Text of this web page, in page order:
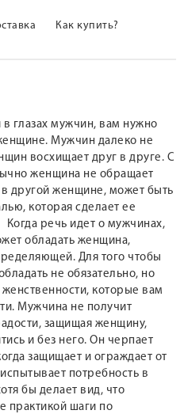
Как купить?
глазах мужчин, вам нужно
Мужчин далеко не
восхищает друг в друге. С
женщина не обращает
другой женщине, может быть
которая сделает ее
речь идет о мужчинах,
обладать женщина,
Для того чтобы
не обязательно, но
которые вам
Мужчина не получит
защищая женщину,
и без него. Он черпает
защищает и ограждает от
потребность в
бы делает вид, что
практикой шаги по